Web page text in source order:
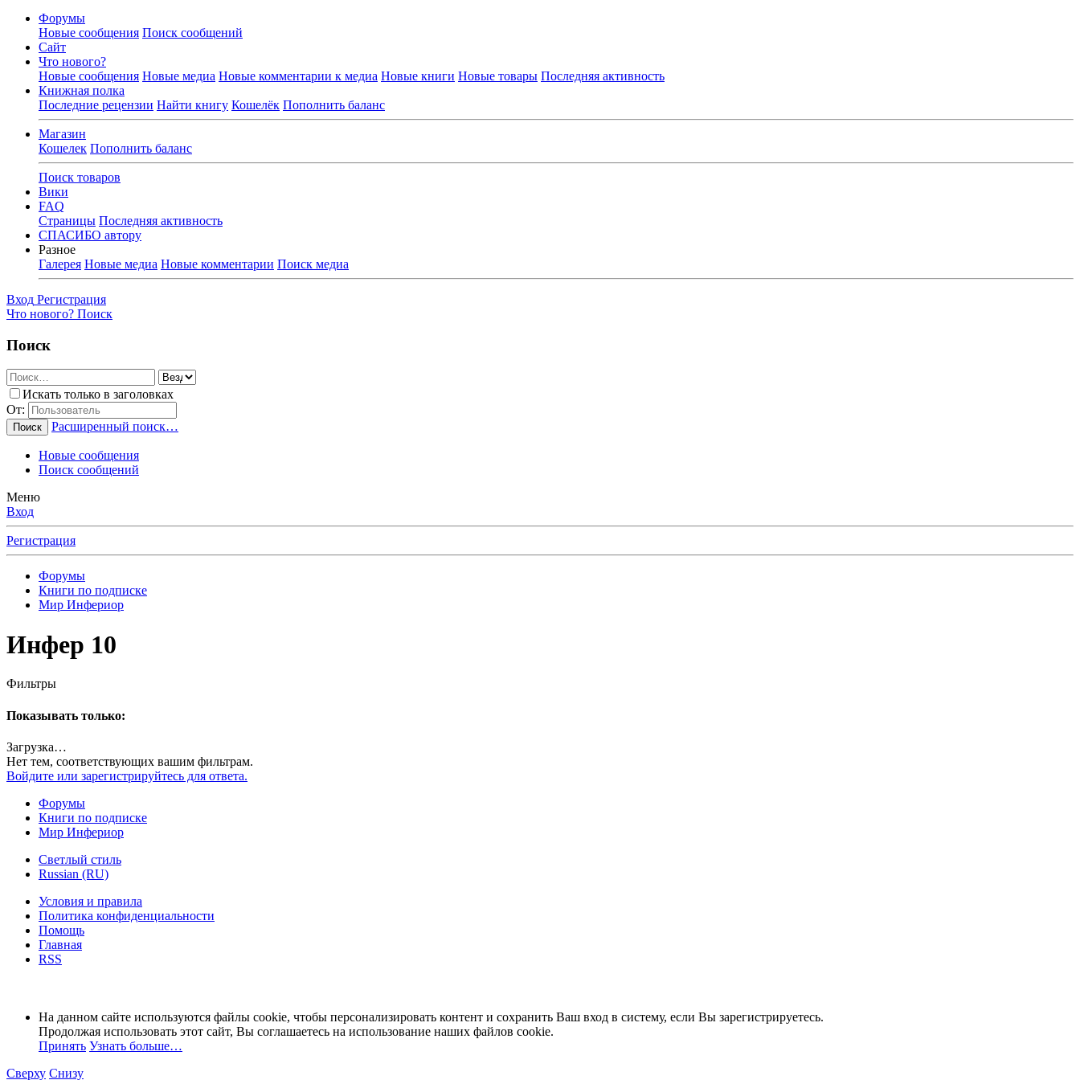
Форумы
Новые сообщения Поиск сообщений
Сайт
Что нового?
Новые сообщения Новые медиа Новые комментарии к медиа Новые книги Новые товары Последняя активность
Книжная полка
Последние рецензии Найти книгу Кошелёк Пополнить баланс
Магазин
Кошелек Пополнить баланс
Поиск товаров
Вики
FAQ
Страницы Последняя активность
СПАСИБО автору
Разное
Галерея Новые медиа Новые комментарии Поиск медиа
Вход Регистрация
Что нового? Поиск
Поиск
Искать только в заголовках
От:
Поиск Расширенный поиск…
Новые сообщения
Поиск сообщений
Меню
Вход
Регистрация
Форумы
Книги по подписке
Мир Инфериор
Инфер 10
Фильтры
Показывать только:
Загрузка…
Нет тем, соответствующих вашим фильтрам.
Войдите или зарегистрируйтесь для ответа.
Форумы
Книги по подписке
Мир Инфериор
Светлый стиль
Russian (RU)
Условия и правила
Политика конфиденциальности
Помощь
Главная
RSS
На данном сайте используются файлы cookie, чтобы персонализировать контент и сохранить Ваш вход в систему, если Вы зарегистрируетесь.
Продолжая использовать этот сайт, Вы соглашаетесь на использование наших файлов cookie.
Принять Узнать больше…
Сверху Снизу